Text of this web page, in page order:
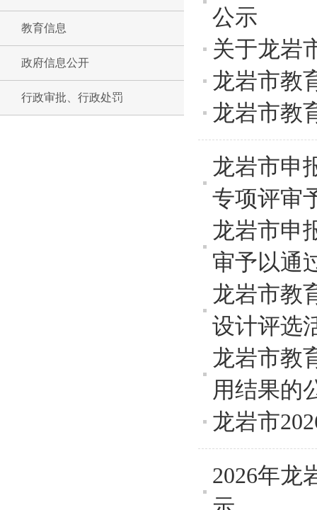
教育信息
政府信息公开
行政审批、行政处罚
公示
关于龙岩
龙岩市教
龙岩市教
龙岩市申
专项评审
龙岩市申
审予以通
龙岩市教
设计评选
龙岩市教
用结果的
龙岩市
2026年龙